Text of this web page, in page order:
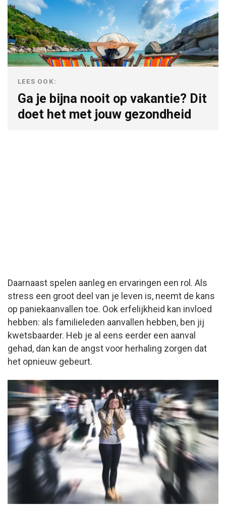
LEES OOK:
Ga je bijna nooit op vakantie? Dit
doet het met jouw gezondheid
Daarnaast spelen aanleg en ervaringen een rol. Als
stress een groot deel van je leven is, neemt de kans
op paniekaanvallen toe. Ook erfelijkheid kan invloed
hebben: als familieleden aanvallen hebben, ben jij
kwetsbaarder. Heb je al eens eerder een aanval
gehad, dan kan de angst voor herhaling zorgen dat
het opnieuw gebeurt.